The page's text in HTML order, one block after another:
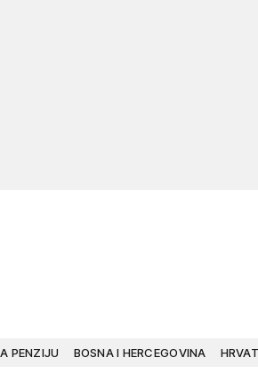
PENZIJU BOSNA I HERCEGOVINA